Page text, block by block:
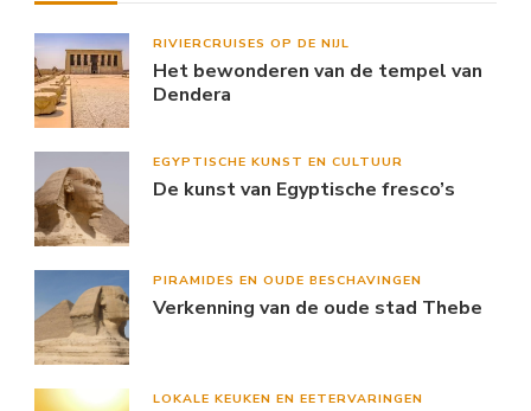
RIVIERCRUISES OP DE NIJL
Het bewonderen van de tempel van
Dendera
EGYPTISCHE KUNST EN CULTUUR
De kunst van Egyptische fresco’s
PIRAMIDES EN OUDE BESCHAVINGEN
Verkenning van de oude stad Thebe
LOKALE KEUKEN EN EETERVARINGEN